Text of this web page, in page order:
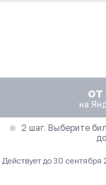
на
2 шаг. Выберите
Действует до 30